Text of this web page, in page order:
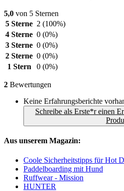
5,0 von 5 Sternen
5 Sterne 2 (100%)
4 Sterne 0 (0%)
3 Sterne 0 (0%)
2 Sterne 0 (0%)
1 Stern
0 (0%)
2 Bewertungen
Keine Erfahrungsberichte
Schreibe als Erste*r einen
Aus unserem Magazin:
Coole Sicherheitstipps für Hot
Paddelboarding mit Hund
Ruffwear - Mission
HUNTER